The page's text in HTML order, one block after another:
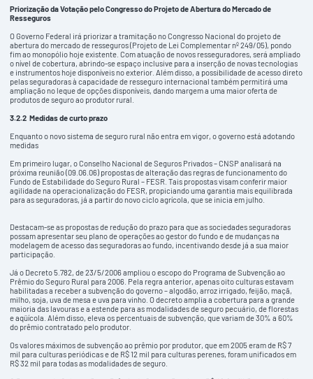
Priorização da Votação pelo Congresso do Projeto de Abertura do Mercado de
Resseguros
O Governo Federal irá priorizar a tramitação no Congresso Nacional do projeto de
abertura do mercado de resseguros (Projeto de Lei Complementar nº 249/05), pondo
fim ao monopólio hoje existente. Com atuação de novos resseguradores, será ampliado
o nível de cobertura, abrindo-se espaço inclusive para a inserção de novas tecnologias
e instrumentos hoje disponíveis no exterior. Além disso, a possibilidade de acesso direto
pelas seguradoras à capacidade de resseguro internacional também permitirá uma
ampliação no leque de opções disponíveis, dando margem a uma maior oferta de
produtos de seguro ao produtor rural.
3.2.2Medidas de curto prazo
Enquanto o novo sistema de seguro rural não entra em vigor, o governo está adotando
medidas
Em primeiro lugar, o Conselho Nacional de Seguros Privados – CNSP analisará na
próxima reunião (09.06.06) propostas de alteração das regras de funcionamento do
Fundo de Estabilidade do Seguro Rural – FESR. Tais propostas visam conferir maior
agilidade na operacionalização do FESR, propiciando uma garantia mais equilibrada
para as seguradoras, já a partir do novo ciclo agrícola, que se inicia em julho.
Destacam-se as propostas de redução do prazo para que as sociedades seguradoras
possam apresentar seu plano de operações ao gestor do fundo e de mudanças na
modelagem de acesso das seguradoras ao fundo, incentivando desde já a sua maior
participação.
Já o Decreto 5.782, de 23/5/2006 ampliou o escopo do Programa de Subvenção ao
Prêmio do Seguro Rural para 2006. Pela regra anterior, apenas oito culturas estavam
habilitadas a receber a subvenção do governo – algodão, arroz irrigado, feijão, maçã,
milho, soja, uva de mesa e uva para vinho. O decreto amplia a cobertura para a grande
maioria das lavouras e a estende para as modalidades de seguro pecuário, de florestas
e aqüícola. Além disso, eleva os percentuais de subvenção, que variam de 30% a 60%
do prêmio contratado pelo produtor.
Os valores máximos de subvenção ao prêmio por produtor, que em 2005 eram de R$ 7
mil para culturas periódicas e de R$ 12 mil para culturas perenes, foram unificados em
R$ 32 mil para todas as modalidades de seguro.